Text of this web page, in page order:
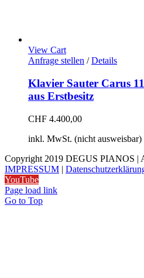
View Cart
Anfrage stellen / Details
Klavier Sauter Carus
aus Erstbesitz
CHF 4.400,00
inkl. MwSt. (nicht ausweisbar)
Copyright 2019 DEGUS PIANOS |
IMPRESSUM |
YouTube
Page load link
Go to Top